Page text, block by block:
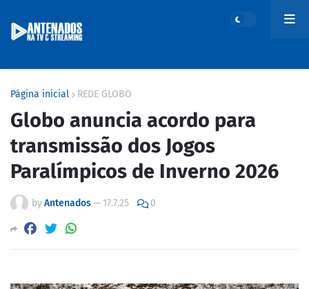
Página inicial REDE GLOBO
Globo anuncia acordo para
transmissão dos Jogos
Paralímpicos de Inverno 2026
byAntenados— 17.7.25 0